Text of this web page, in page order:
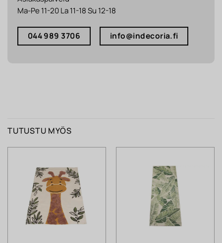
Ma-Pe 11-20 La 11-18 Su 12-18
044 989 3706 info@indecoria.fi
TUTUSTU MYÖS